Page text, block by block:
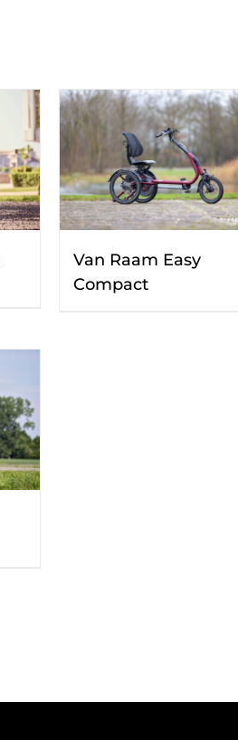
Van Raam Easy
Compact